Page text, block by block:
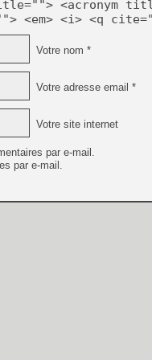
<acronym
<em> <i> <q
Votre nom *
Votre adresse email *
Votre site internet
par e-mail.
par e-mail.